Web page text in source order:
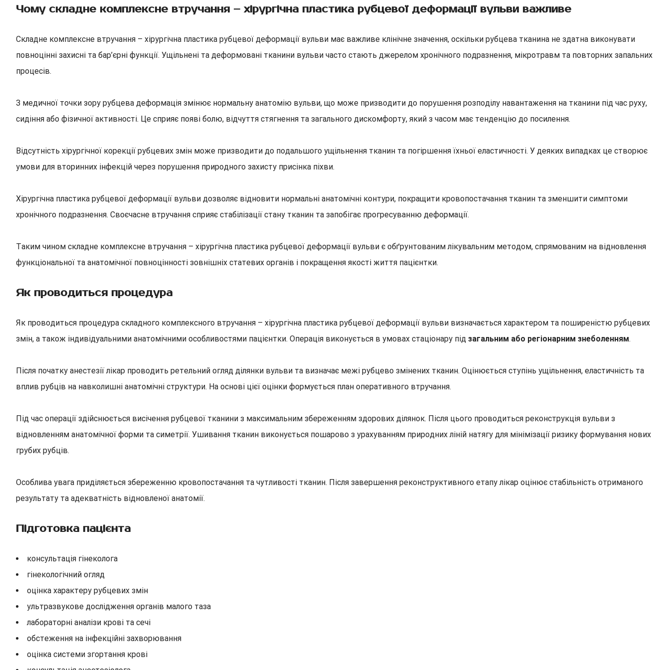
Чому складне комплексне втручання – хірургічна пластика рубцевої деформації вульви важливе
Складне комплексне втручання – хірургічна пластика рубцевої деформації вульви має важливе клінічне значення, оскільки рубцева тканина не здатна виконувати
повноцінні захисні та бар’єрні функції. Ущільнені та деформовані тканини вульви часто стають джерелом хронічного подразнення, мікротравм та повторних запальних
процесів.
З медичної точки зору рубцева деформація змінює нормальну анатомію вульви, що може призводити до порушення розподілу навантаження на тканини під час руху,
сидіння або фізичної активності. Це сприяє появі болю, відчуття стягнення та загального дискомфорту, який з часом має тенденцію до посилення.
Відсутність хірургічної корекції рубцевих змін може призводити до подальшого ущільнення тканин та погіршення їхньої еластичності. У деяких випадках це створює
умови для вторинних інфекцій через порушення природного захисту присінка піхви.
Хірургічна пластика рубцевої деформації вульви дозволяє відновити нормальні анатомічні контури, покращити кровопостачання тканин та зменшити симптоми
хронічного подразнення. Своєчасне втручання сприяє стабілізації стану тканин та запобігає прогресуванню деформації.
Таким чином складне комплексне втручання – хірургічна пластика рубцевої деформації вульви є обґрунтованим лікувальним методом, спрямованим на відновлення
функціональної та анатомічної повноцінності зовнішніх статевих органів і покращення якості життя пацієнтки.
Як проводиться процедура
Як проводиться процедура складного комплексного втручання – хірургічна пластика рубцевої деформації вульви визначається характером та поширеністю рубцевих
змін, а також індивідуальними анатомічними особливостями пацієнтки. Операція виконується в умовах стаціонару під загальним або регіонарним знеболенням.
Після початку анестезії лікар проводить ретельний огляд ділянки вульви та визначає межі рубцево змінених тканин. Оцінюється ступінь ущільнення, еластичність та
вплив рубців на навколишні анатомічні структури. На основі цієї оцінки формується план оперативного втручання.
Під час операції здійснюється висічення рубцевої тканини з максимальним збереженням здорових ділянок. Після цього проводиться реконструкція вульви з
відновленням анатомічної форми та симетрії. Ушивання тканин виконується пошарово з урахуванням природних ліній натягу для мінімізації ризику формування нових
грубих рубців.
Особлива увага приділяється збереженню кровопостачання та чутливості тканин. Після завершення реконструктивного етапу лікар оцінює стабільність отриманого
результату та адекватність відновленої анатомії.
Підготовка пацієнта
консультація гінеколога
гінекологічний огляд
оцінка характеру рубцевих змін
ультразвукове дослідження органів малого таза
лабораторні аналізи крові та сечі
обстеження на інфекційні захворювання
оцінка системи згортання крові